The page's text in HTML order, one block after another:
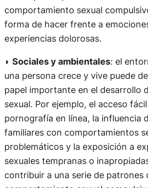
comportamiento sexual
forma de hacer frente a
experiencias dolorosas.
◗ Sociales y ambientales: el
una persona crece y vive puede
papel importante en el desarrollo
sexual. Por ejemplo, el acceso
pornografía en línea, la influencia
familiares con comportamientos
problemáticos y la exposición a
sexuales tempranas o
contribuir a una serie de patrones